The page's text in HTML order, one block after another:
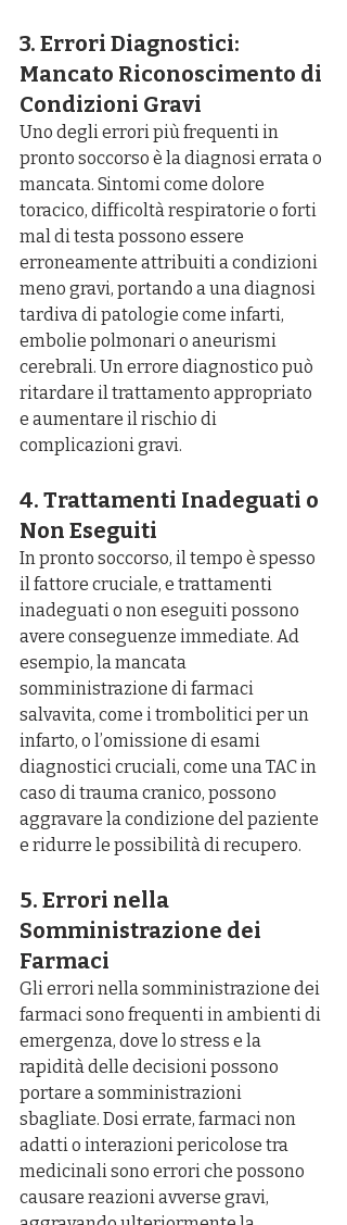
3. Errori Diagnostici:
Mancato Riconoscimento di
Condizioni Gravi
Uno degli errori più frequenti in
pronto soccorso è la diagnosi errata o
mancata. Sintomi come dolore
toracico, difficoltà respiratorie o forti
mal di testa possono essere
erroneamente attribuiti a condizioni
meno gravi, portando a una diagnosi
tardiva di patologie come infarti,
embolie polmonari o aneurismi
cerebrali. Un errore diagnostico può
ritardare il trattamento appropriato
e aumentare il rischio di
complicazioni gravi.
4. Trattamenti Inadeguati o
Non Eseguiti
In pronto soccorso, il tempo è spesso
il fattore cruciale, e trattamenti
inadeguati o non eseguiti possono
avere conseguenze immediate. Ad
esempio, la mancata
somministrazione di farmaci
salvavita, come i trombolitici per un
infarto, o l’omissione di esami
diagnostici cruciali, come una TAC in
caso di trauma cranico, possono
aggravare la condizione del paziente
e ridurre le possibilità di recupero.
5. Errori nella
Somministrazione dei
Farmaci
Gli errori nella somministrazione dei
farmaci sono frequenti in ambienti di
emergenza, dove lo stress e la
rapidità delle decisioni possono
portare a somministrazioni
sbagliate. Dosi errate, farmaci non
adatti o interazioni pericolose tra
medicinali sono errori che possono
causare reazioni avverse gravi,